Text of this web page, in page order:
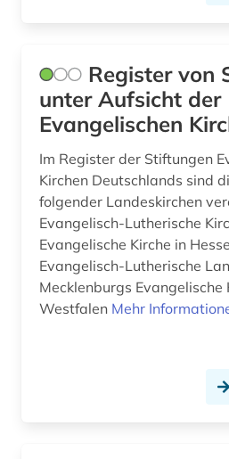
Register von
unter Aufsicht der
Evangelischen
Im Register der Stiftungen
Kirchen Deutschlands sind
folgender Landeskirchen
Evangelisch-Lutherische
Evangelische Kirche in
Evangelisch-Lutherische
Mecklenburgs Evangelische
Westfalen Mehr